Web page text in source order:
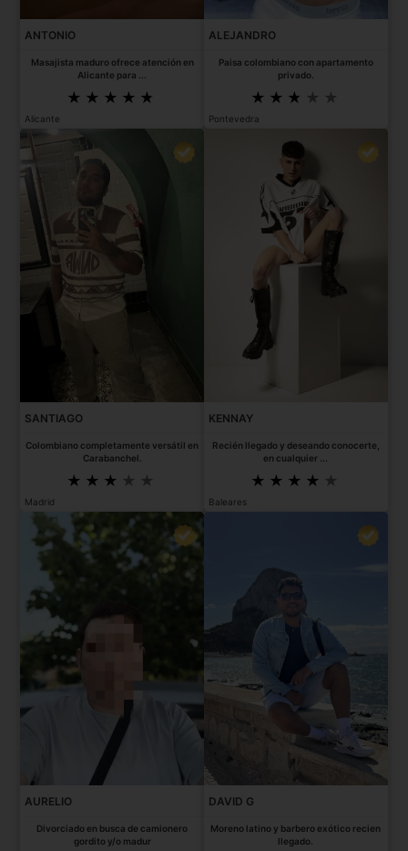
ANTONIO
Masajista maduro ofrece atención en
Alicante para ...
Alicante
ALEJANDRO
Paisa colombiano con apartamento
privado.
Pontevedra
SANTIAGO
Colombiano completamente versátil en
Carabanchel.
Madrid
KENNAY
Recién llegado y deseando conocerte,
en cualquier ...
Baleares
AURELIO
Divorciado en busca de camionero
gordito y/o madur
DAVID G
Moreno latino y barbero exótico recien
llegado.